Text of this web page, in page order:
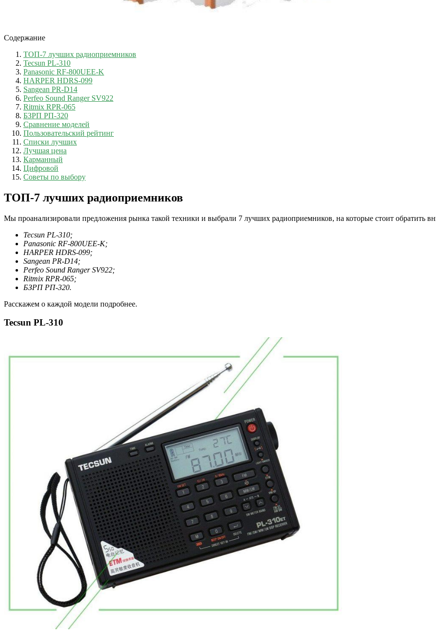
Содержание
ТОП-7 лучших радиоприемников
Tecsun PL-310
Panasonic RF-800UEE-K
HARPER HDRS-099
Sangean PR-D14
Perfeo Sound Ranger SV922
Ritmix RPR-065
БЗРП РП-320
Сравнение моделей
Пользовательский рейтинг
Списки лучших
Лучшая цена
Карманный
Цифровой
Советы по выбору
ТОП-7 лучших радиоприемников
Мы проанализировали предложения рынка такой техники и выбрали 7 лучших радиоприемников, на которые стоит обратить
Tecsun PL-310;
Panasonic RF-800UEE-K;
HARPER HDRS-099;
Sangean PR-D14;
Perfeo Sound Ranger SV922;
Ritmix RPR-065;
БЗРП РП-320.
Расскажем о каждой модели подробнее.
Tecsun PL-310